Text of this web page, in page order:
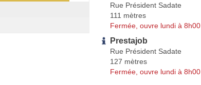
Rue Président Sadate
111 mètres
Fermée, ouvre lundi à 8h00
Prestajob
Rue Président Sadate
127 mètres
Fermée, ouvre lundi à 8h00